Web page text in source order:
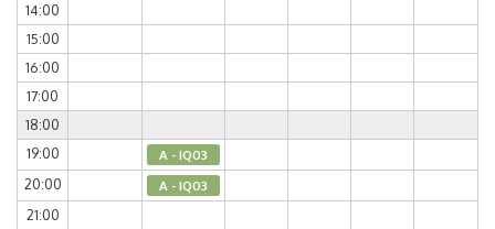
14:00
15:00
16:00
17:00
18:00
19:00
A - IQ03
20:00 A - IQ03
21:00